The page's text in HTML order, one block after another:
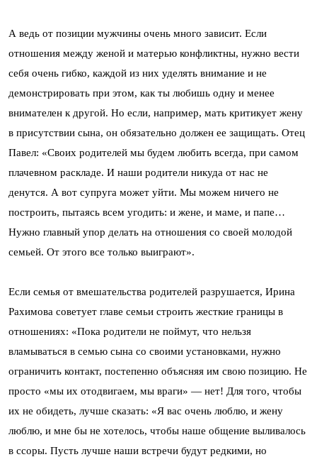
А ведь от позиции мужчины очень много зависит. Если
отношения между женой и матерью конфликтны, нужно вести
себя очень гибко, каждой из них уделять внимание и не
демонстрировать при этом, как ты любишь одну и менее
внимателен к другой. Но если, например, мать критикует жену
в присутствии сына, он обязательно должен ее защищать. Отец
Павел: «Своих родителей мы будем любить всегда, при самом
плачевном раскладе. И наши родители никуда от нас не
денутся. А вот супруга может уйти. Мы можем ничего не
построить, пытаясь всем угодить: и жене, и маме, и папе…
Нужно главный упор делать на отношения со своей молодой
семьей. От этого все только выиграют».
Если семья от вмешательства родителей разрушается, Ирина
Рахимова советует главе семьи строить жесткие границы в
отношениях: «Пока родители не поймут, что нельзя
вламываться в семью сына со своими установками, нужно
ограничить контакт, постепенно объясняя им свою позицию. Не
просто «мы их отодвигаем, мы враги» — нет! Для того, чтобы
их не обидеть, лучше сказать: «Я вас очень люблю, и жену
люблю, и мне бы не хотелось, чтобы наше общение выливалось
в ссоры. Пусть лучше наши встречи будут редкими, но